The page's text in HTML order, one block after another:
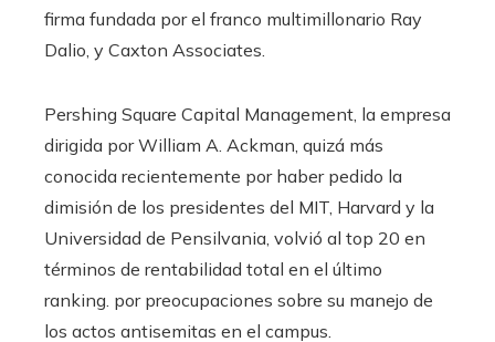
firma fundada por el franco multimillonario Ray
Dalio, y Caxton Associates.
Pershing Square Capital Management, la empresa
dirigida por William A. Ackman, quizá más
conocida recientemente por haber pedido la
dimisión de los presidentes del MIT, Harvard y la
Universidad de Pensilvania, volvió al top 20 en
términos de rentabilidad total en el último
ranking. por preocupaciones sobre su manejo de
los actos antisemitas en el campus.